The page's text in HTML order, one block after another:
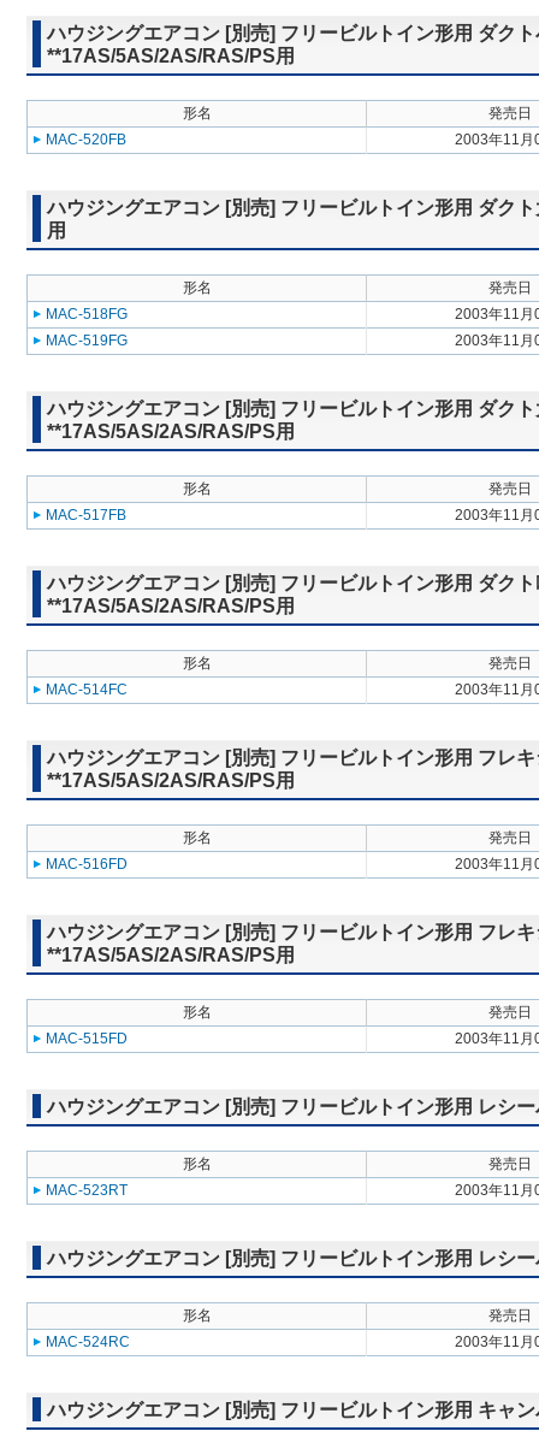
ハウジングエアコン [別売] フリービルトイン形用 ダク
**17AS/5AS/2AS/RAS/PS用
形名
発売日
MAC-520FB
2003年11月
ハウジングエアコン [別売] フリービルトイン形用 ダク
用
形名
発売日
MAC-518FG
2003年11月
MAC-519FG
2003年11月
ハウジングエアコン [別売] フリービルトイン形用 ダク
**17AS/5AS/2AS/RAS/PS用
形名
発売日
MAC-517FB
2003年11月
ハウジングエアコン [別売] フリービルトイン形用 ダク
**17AS/5AS/2AS/RAS/PS用
形名
発売日
MAC-514FC
2003年11月
ハウジングエアコン [別売] フリービルトイン形用 フレ
**17AS/5AS/2AS/RAS/PS用
形名
発売日
MAC-516FD
2003年11月
ハウジングエアコン [別売] フリービルトイン形用 フレ
**17AS/5AS/2AS/RAS/PS用
形名
発売日
MAC-515FD
2003年11月
ハウジングエアコン [別売] フリービルトイン形用 レシ
形名
発売日
MAC-523RT
2003年11月
ハウジングエアコン [別売] フリービルトイン形用 レシ
形名
発売日
MAC-524RC
2003年11月
ハウジングエアコン [別売] フリービルトイン形用 キャ